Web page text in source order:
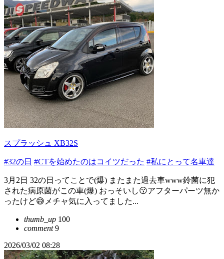
スプラッシュ XB32S
#32の日 #CTを始めたのはコイツだった #私にとって名車達
3月2日 32の日ってことで(爆) またまた過去車www鈴菌に犯
された病原菌がこの車(爆) おっそいし😗アフターパーツ無か
ったけど😅メチャ気に入ってました...
thumb_up 100
comment9
2026/03/02 08:28